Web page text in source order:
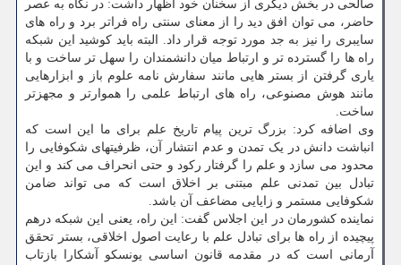
صالحی در بخش دیگری از سخنان خود اظهار داشت: در نگاه به عصر
حاضر، می توان افق دید را از معنای سنتی راه فراتر برد و راه های
سایبری را نیز به جد مورد توجه قرار داد. البته باید کوشید این شبکه
راه ها را گسترده تر و ارتباط میان دانشمندان را سهل تر ساخت و با
یاری گرفتن از بستر هایی مانند سفارش نامه علوم باز و ابزارهایی
مانند هوش مصنوعی، راه های ارتباط علمی را هموارتر و مجهزتر
ساخت.
وی اضافه کرد: بزرگ ترین پیام تاریخ علم برای ما این است که
انباشت دانش در یک تمدن و عدم انتشار آن، ظرفیتهای شکوفایی را
محدود می سازد و علم را گرفتار رکود و حتی انحراف می کند و این
تبادل بین تمدنی علم مبتنی بر اخلاق است که می تواند ضامن
شکوفایی مستمر و زایایی مضاعف آن باشد.
نماینده کشورمان در این اجلاس گفت: این راه، یعنی این شبکه درهم
پیچیده از راه ها برای تبادل علم با رعایت اصول اخلاقی، بستر تحقق
آرمانی است که در مقدمه قانون اساسی یونسکو آشکارا بازتاب